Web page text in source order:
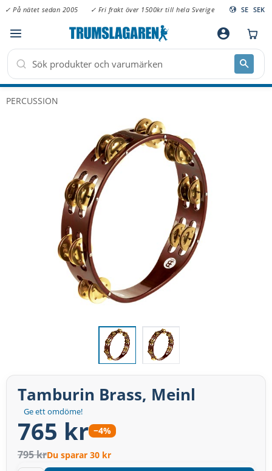
Meny
✓ På nätet sedan 2005 ✓ Fri frakt över 1500kr till hela Sverige SE SEK
account_circle
PERCUSSION
Ge ett omdöme!
Tamburin Brass, Meinl
765 kr −4%
795 krDu sparar 30 kr